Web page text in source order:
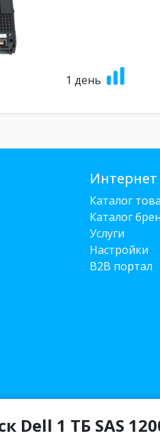
Dell 1 ТБ SAS
1 день
Каталог
Каталог
Услуги
Настройки
B2B портал